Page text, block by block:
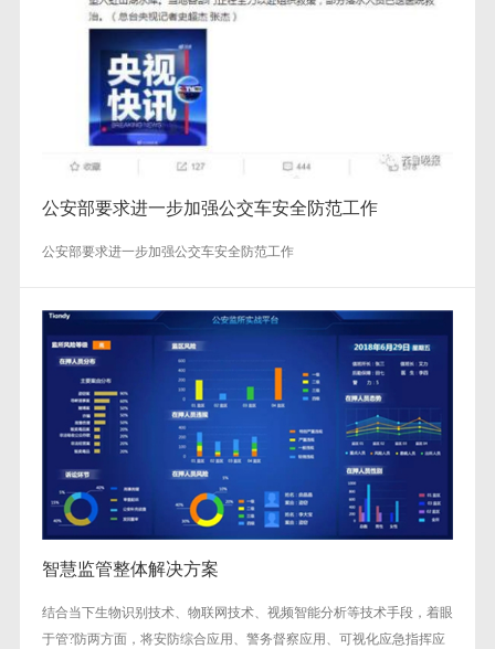
公安部要求进一步加强公交车安全防范工作
公安部要求进一步加强公交车安全防范工作
智慧监管整体解决方案
结合当下生物识别技术、物联网技术、视频智能分析等技术手段，着眼
于管?防两方面，将安防综合应用、警务督察应用、可视化应急指挥应